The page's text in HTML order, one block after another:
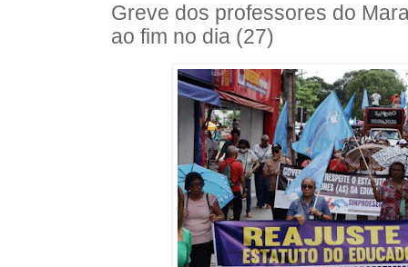
Greve dos professores do
ao fim no dia (27)